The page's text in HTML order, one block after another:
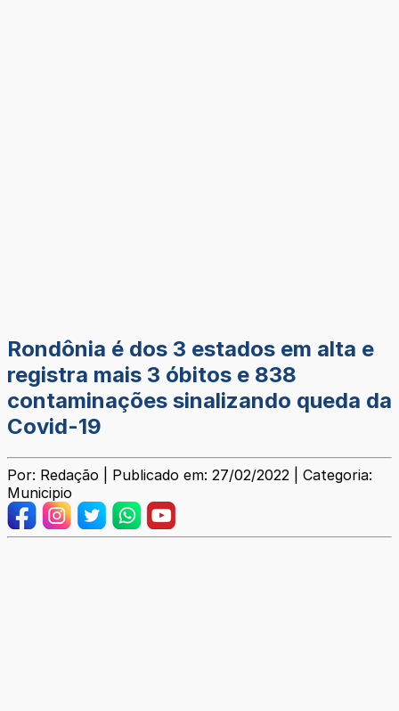
Rondônia é dos 3 estados em alta e
registra mais 3 óbitos e 838
contaminações sinalizando queda da
Covid-19
Por: Redação | Publicado em: 27/02/2022 | Categoria:
Municipio